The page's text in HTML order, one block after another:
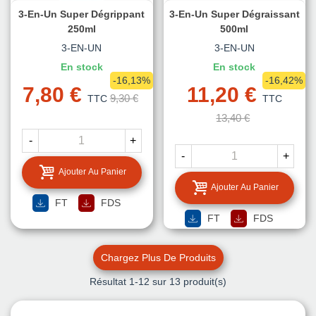
3-En-Un Super Dégrippant
250ml
3-EN-UN
En stock
7,80 € TTC 9,30 €
-16,13%
- +
Ajouter Au Panier
FT FDS
3-En-Un Super Dégraissant
500ml
3-EN-UN
En stock
11,20 € TTC
13,40 €
-16,42%
- +
Ajouter Au Panier
FT FDS
Chargez Plus De Produits
Résultat 1-12 sur 13 produit(s)